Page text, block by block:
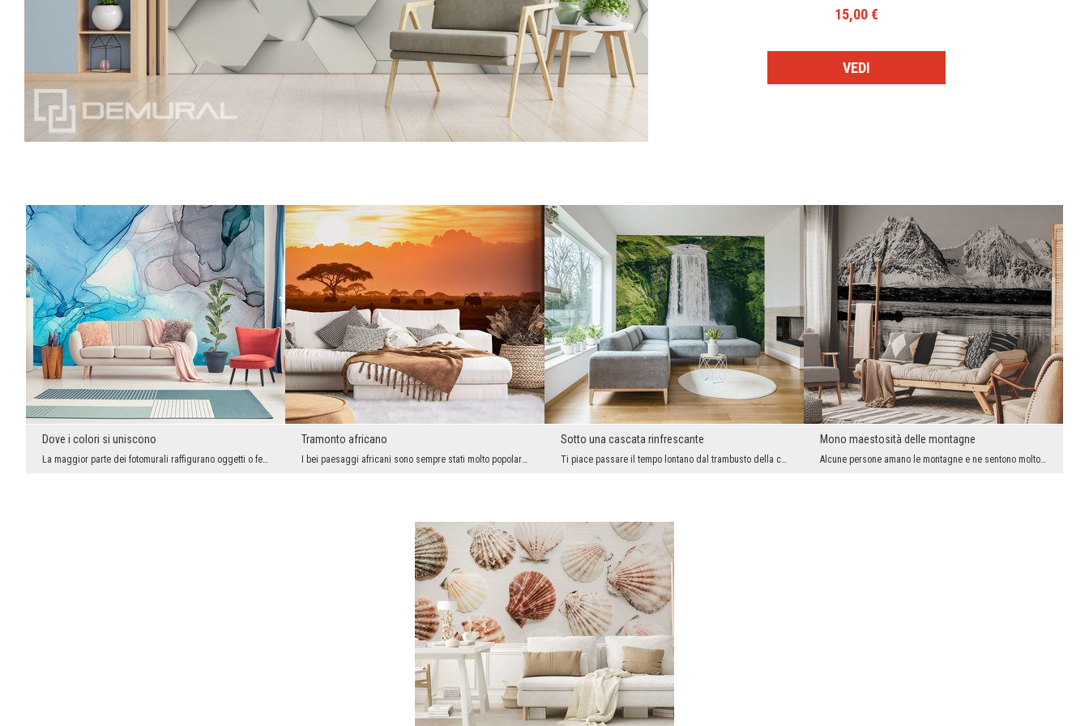
15,00 €
VEDI
Dove i colori si uniscono
La maggior parte dei fotomurali raffigurano oggetti o fenomeni, ma abbiamo anche un gruppo di gra...
Tramonto africano
I bei paesaggi africani sono sempre stati molto popolari e questo probabilmente non cambierà, qui...
Sotto una cascata rinfrescante
Ti piace passare il tempo lontano dal trambusto della città? Certo, perché piace a tutti. Tuttavi...
Mono maestosità delle montagne
Alcune persone amano le montagne e ne sentono molto la mancanza quando non possono prendersi il t...